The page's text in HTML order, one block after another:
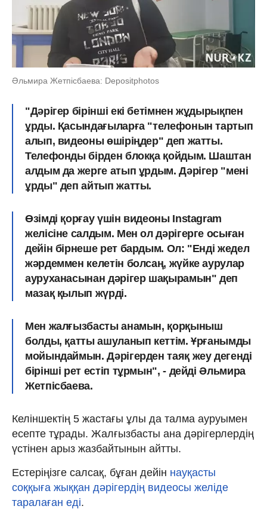
Әльмира Жетпісбаева: Depositphotos
"Дәрігер бірінші екі бетімнен жұдырықпен
ұрды. Қасындағыларға "телефонын тартып
алып, видеоны өшіріңдер" деп жатты.
Телефонды бірден блокқа қойдым. Шаштан
алдым да жерге атып ұрдым. Дәрігер "мені
ұрды" деп айтып жатты.
Өзімді қорғау үшін видеоны Instagram
желісіне салдым. Мен ол дәрігерге осыған
дейін бірнеше рет бардым. Ол: "Енді жедел
жәрдеммен келетін болсаң, жүйке аурулар
ауруханасынан дәрігер шақырамын" деп
мазақ қылып жүрді.
Мен жалғызбасты анамын, қорқыныш
болды, қатты ашуланып кеттім. Ұрғанымды
мойындаймын. Дәрігерден таяқ жеу дегенді
бірінші рет естіп тұрмын", - дейді Әльмира
Жетпісбаева.
Келіншектің 5 жастағы ұлы да талма ауруымен
есепте тұрады. Жалғызбасты ана дәрігерлердің
үстінен арыз жазбайтынын айтты.
Естеріңізге салсақ, бұған дейін науқасты
соққыға жыққан дәрігердің видеосы желіде
таралаған еді.